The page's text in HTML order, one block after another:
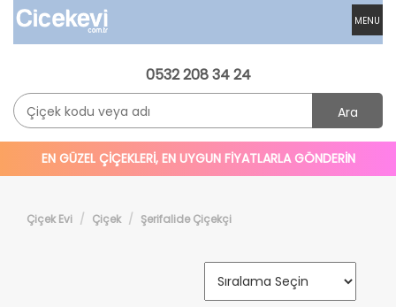
MENU
0532 208 34 24
Ara
EN GÜZEL ÇİÇEKLERİ, EN UYGUN FİYATLARLA GÖNDERİN
Çiçek Evi Çiçek Şerifalide Çiçekçi